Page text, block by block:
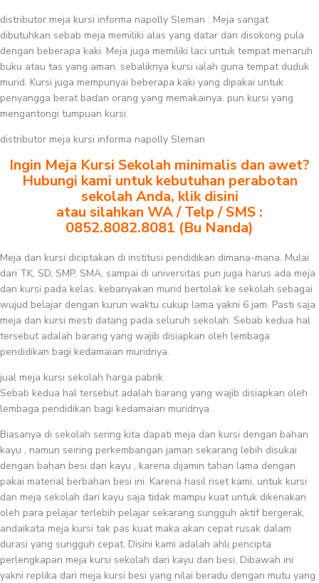
distributor meja kursi informa napolly Sleman : Meja sangat
dibutuhkan sebab meja memiliki alas yang datar dan disokong pula
dengan beberapa kaki. Meja juga memiliki laci untuk tempat menaruh
buku atau tas yang aman. sebaliknya kursi ialah guna tempat duduk
murid. Kursi juga mempunyai beberapa kaki yang dipakai untuk
penyangga berat badan orang yang memakainya. pun kursi yang
mengantongi tumpuan kursi.
distributor meja kursi informa napolly Sleman
Ingin Meja Kursi Sekolah minimalis dan awet?
Hubungi kami untuk kebutuhan perabotan
sekolah Anda, klik disini
atau silahkan WA / Telp / SMS :
0852.8082.8081 (Bu Nanda)
Meja dan kursi diciptakan di institusi pendidikan dimana-mana. Mulai
dari TK, SD, SMP, SMA, sampai di universitas pun juga harus ada meja
dan kursi pada kelas. kebanyakan murid bertolak ke sekolah sebagai
wujud belajar dengan kurun waktu cukup lama yakni 6 jam. Pasti saja
meja dan kursi mesti datang pada seluruh sekolah. Sebab kedua hal
tersebut adalah barang yang wajib disiapkan oleh lembaga
pendidikan bagi kedamaian muridnya.
jual meja kursi sekolah harga pabrik
Sebab kedua hal tersebut adalah barang yang wajib disiapkan oleh
lembaga pendidikan bagi kedamaian muridnya .
Biasanya di sekolah sering kita dapati meja dan kursi dengan bahan
kayu , namun seiring perkembangan jaman sekarang lebih disukai
dengan bahan besi dan kayu , karena dijamin tahan lama dengan
pakai material berbahan besi ini. Karena hasil riset kami, untuk kursi
dan meja sekolah dari kayu saja tidak mampu kuat untuk dikenakan
oleh para pelajar terlebih pelajar sekarang sungguh aktif bergerak,
andaikata meja kursi tak pas kuat maka akan cepat rusak dalam
durasi yang sungguh cepat. Disini kami adalah ahli pencipta
perlengkapan meja kursi sekolah dari kayu dan besi, Dibawah ini
yakni replika dari meja kursi besi yang nilai beradu dengan mutu yang